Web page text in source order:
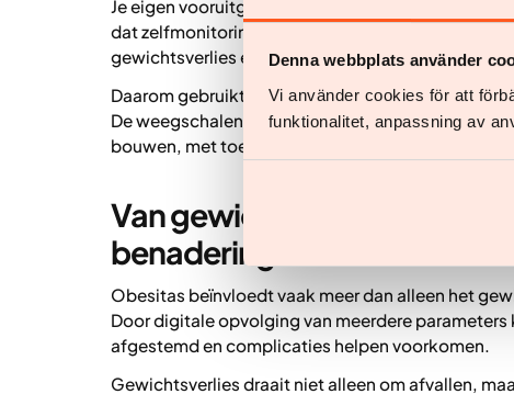
Denna webbplats använder
Vi använder cookies för att
funktionalitet, anpassning av
Je eigen vooruitgang volgen is een krachtige
dat zelfmonitoring — zoals het volgen van
gewichtsverlies en betere gezondheid (4).
Daarom gebruikt Yazen digitale tools van
De weegschalen geven directe feedback en
bouwen, met toegankelijke en voortdurende
Van gewicht naar
benadering
Obesitas beïnvloedt vaak meer dan alleen het
Door digitale opvolging van meerdere
afgestemd en complicaties helpen voorkomen.
Gewichtsverlies draait niet alleen om afvallen,